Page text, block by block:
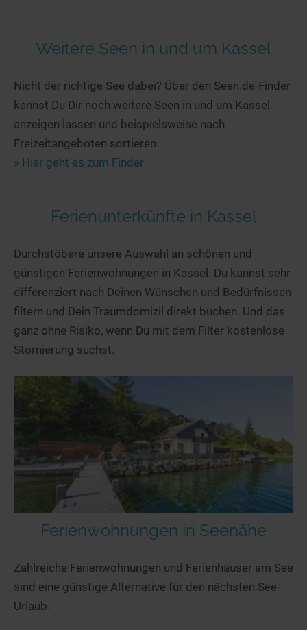
Weitere Seen in und um Kassel
Nicht der richtige See dabei? Über den Seen.de-Finder
kannst Du Dir noch weitere Seen in und um Kassel
anzeigen lassen und beispielsweise nach
Freizeitangeboten sortieren.
» Hier geht es zum Finder
Ferienunterkünfte in Kassel
Durchstöbere unsere Auswahl an schönen und
günstigen Ferienwohnungen in Kassel. Du kannst sehr
differenziert nach Deinen Wünschen und Bedürfnissen
filtern und Dein Traumdomizil direkt buchen. Und das
ganz ohne Risiko, wenn Du mit dem Filter kostenlose
Stornierung suchst.
Ferienwohnungen in Seenähe
Zahlreiche Ferienwohnungen und Ferienhäuser am See
sind eine günstige Alternative für den nächsten See-
Urlaub.